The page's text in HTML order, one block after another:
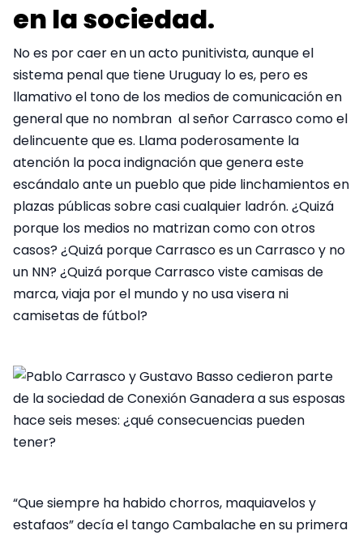
en la sociedad.
No es por caer en un acto punitivista, aunque el
sistema penal que tiene Uruguay lo es, pero es
llamativo el tono de los medios de comunicación en
general que no nombran al señor Carrasco como el
delincuente que es. Llama poderosamente la
atención la poca indignación que genera este
escándalo ante un pueblo que pide linchamientos en
plazas públicas sobre casi cualquier ladrón. ¿Quizá
porque los medios no matrizan como con otros
casos? ¿Quizá porque Carrasco es un Carrasco y no
un NN? ¿Quizá porque Carrasco viste camisas de
marca, viaja por el mundo y no usa visera ni
camisetas de fútbol?
“Que siempre ha habido chorros, maquiavelos y
estafaos” decía el tango Cambalache en su primera